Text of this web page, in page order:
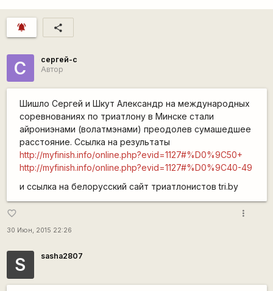
notifications_active share
С
сергей-с
Автор
Шишло Сергей и Шкут Александр на международных
соревнованиях по триатлону в Минске стали
айрониэнами (волатмэнами) преодолев сумашедшее
расстояние. Ссылка на результаты
http://myfinish.info/online.php?evid=1127#%D0%9C50+
http://myfinish.info/online.php?evid=1127#%D0%9C40-49
и ссылка на белорусский сайт триатлонистов tri.by
favorite_border
30 Июн, 2015 22:26
more_vert
S sasha2807